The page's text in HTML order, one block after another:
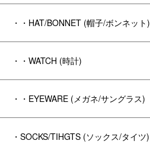
・・HAT/BONNET (帽子/ボンネット)
・・WATCH (時計)
・・EYEWARE (メガネ/サングラス)
・SOCKS/TIHGTS (ソックス/タイツ)